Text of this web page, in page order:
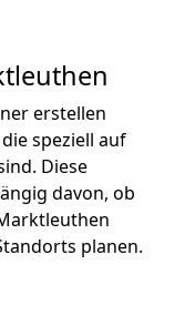
erstellen
speziell auf
Diese
davon, ob
planen.